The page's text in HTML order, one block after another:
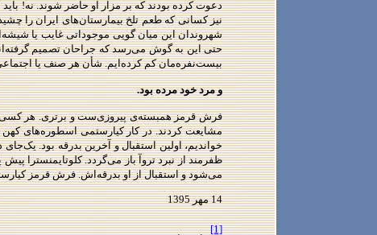
دعوت کرده بودند که بر مزار او حاضر شوند. نه! باید
نیز کسانی که طعم تلخ بیمارستان‌های ایران را
شهروندان این میان گویی موجوداتی غایب یا
حتی این به گوش می‌رسد که جراحان تصمیم
بیست‌نفره‌مان کم کرده‌ایم. شأن هر صنف یا
و مرد خود مرده بود.
فرش قرمز همبسته‌ی پیروزی‌ست و برتری. هر کسی
مشایعت کردند. در کار کیارستمی اسطوره‌های کهن
خواندیم، اولین استقبال و آخرین بدرقه بود.
ظفرمند از نبرد تروآ باز می‌گردد. کلوتایمنسترا
می‌شود و استقبال از او بدرقه‌اش. فرش قرمز
14 مهر 1395
[1]